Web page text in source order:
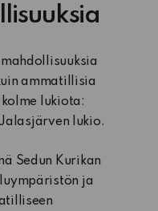
ammatillisia
lukiota:
lukio.
Sedun Kurikan
ja